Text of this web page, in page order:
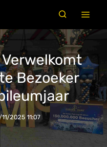
Bezoeker
11/2025 11:07